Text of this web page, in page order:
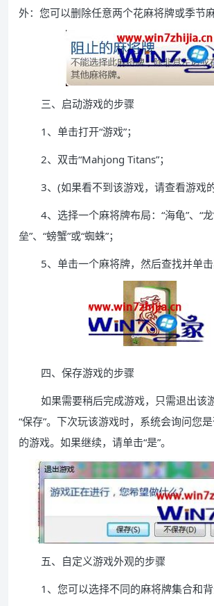
外：您可以删除任意两个花麻将牌或季节麻
三、启动游戏的步骤
1、单击打开“游戏”；
2、双击“Mahjong Titans”；
3、(如果看不到该游戏，请查看游戏
4、选择一个麻将牌布局：“海龟”、“龙
垒”、“螃蟹”或“蜘蛛”；
5、单击一个麻将牌，然后查找并单击
四、保存游戏的步骤
如果需要稍后完成游戏，只需退出该
“保存”。下次玩该游戏时，系统会询问您
的游戏。如果继续，请单击“是”。
五、自定义游戏外观的步骤
1、您可以选择不同的麻将牌集合和背